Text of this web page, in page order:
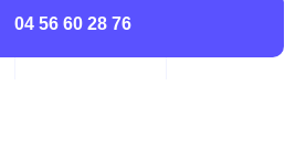
04 56 60 28 76